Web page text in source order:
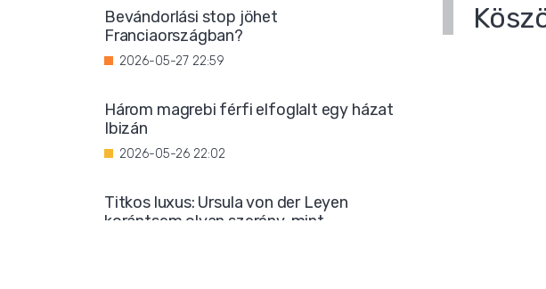
Bevándorlási stop jöhet
Franciaországban?
2026-05-27 22:59
Három magrebi férfi elfoglalt egy házat
Ibizán
2026-05-26 22:02
Titkos luxus: Ursula von der Leyen
korántsem olyan szerény, mint